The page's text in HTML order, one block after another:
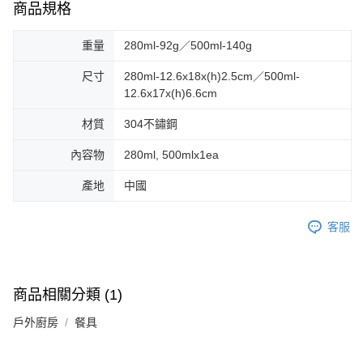
商品規格
重量 280ml-92g／500ml-140g
尺寸
280ml-12.6x18x(h)2.5cm／500ml-
12.6x17x(h)6.6cm
材質 304不鏽鋼
內容物 280ml, 500mlx1ea
產地 中國
客服
商品相關分類 (1)
戶外廚房 餐具